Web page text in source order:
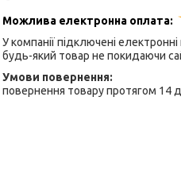
У компанії підключені
будь-який товар не покидаючи
повернення товару протягом 14